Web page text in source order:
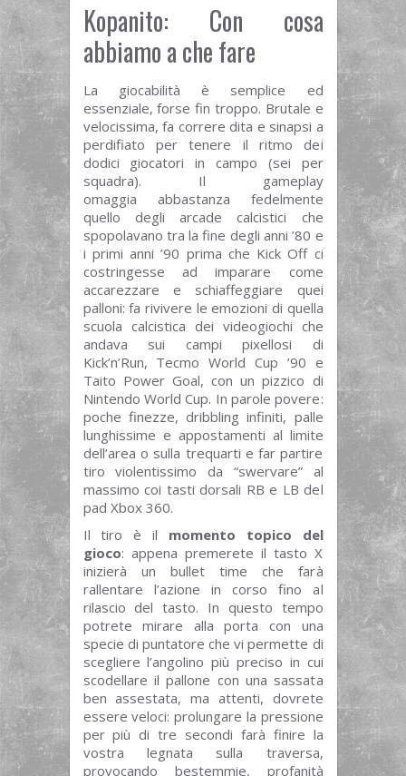
Kopanito: Con cosa
abbiamo a che fare
La giocabilità è semplice ed
essenziale, forse fin troppo. Brutale e
velocissima, fa correre dita e sinapsi a
perdifiato per tenere il ritmo dei
dodici giocatori in campo (sei per
squadra). Il gameplay
omaggia abbastanza fedelmente
quello degli arcade calcistici che
spopolavano tra la fine degli anni ’80 e
i primi anni ’90 prima che Kick Off ci
costringesse ad imparare come
accarezzare e schiaffeggiare quei
palloni: fa rivivere le emozioni di quella
scuola calcistica dei videogiochi che
andava sui campi pixellosi di
Kick’n’Run, Tecmo World Cup ’90 e
Taito Power Goal, con un pizzico di
Nintendo World Cup. In parole povere:
poche finezze, dribbling infiniti, palle
lunghissime e appostamenti al limite
dell’area o sulla trequarti e far partire
tiro violentissimo da “swervare” al
massimo coi tasti dorsali RB e LB del
pad Xbox 360.
Il tiro è il momento topico del
gioco: appena premerete il tasto X
inizierà un bullet time che farà
rallentare l’azione in corso fino al
rilascio del tasto. In questo tempo
potrete mirare alla porta con una
specie di puntatore che vi permette di
scegliere l’angolino più preciso in cui
scodellare il pallone con una sassata
ben assestata, ma attenti, dovrete
essere veloci: prolungare la pressione
per più di tre secondi farà finire la
vostra legnata sulla traversa,
provocando bestemmie, profanità